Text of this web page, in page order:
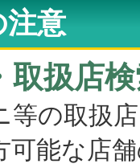
注意
取扱店
の取扱
可能な店